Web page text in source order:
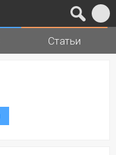
Статьи